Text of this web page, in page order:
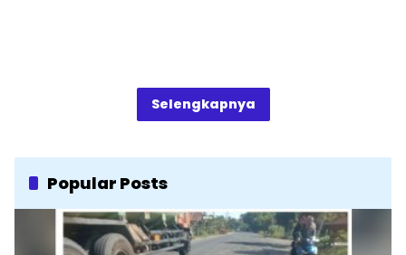
Selengkapnya
Popular Posts